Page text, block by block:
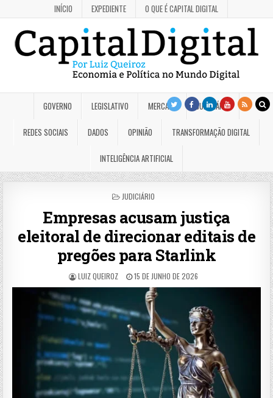
INÍCIO EXPEDIENTE O QUE É CAPITAL DIGITAL
GOVERNO LEGISLATIVO MERCADO JUDICIÁRIO
REDES SOCIAIS DADOS OPINIÃO TRANSFORMAÇÃO DIGITAL
INTELIGÊNCIA ARTIFICIAL
POSTED
JUDICIÁRIO
Empresas acusam justiça
eleitoral de direcionar editais de
pregões para Starlink
LUIZ QUEIROZ 15 DE JUNHO DE 2026